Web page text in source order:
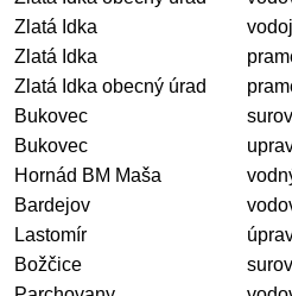
Zlatá Idka
Zlatá Idka
Zlatá Idka obecný úrad
Bukovec
Bukovec
Hornád BM Maša
Bardejov
Lastomír
Božčice